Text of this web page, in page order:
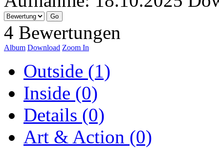
4 Bewertungen
Album Download Zoom In
Outside (1)
Inside (0)
Details (0)
Art & Action (0)